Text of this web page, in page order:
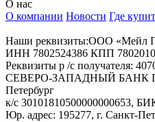
О нас
О компании Новости Где
Наши реквизиты:ООО «Мейл
ИНН 7802524386 КПП
Реквизиты р /с получателя:
СЕВЕРО-ЗАПАДНЫЙ БАНК
Петербург
к/с 30101810500000000653,
Юр. адрес: 195277, г. Санкт-